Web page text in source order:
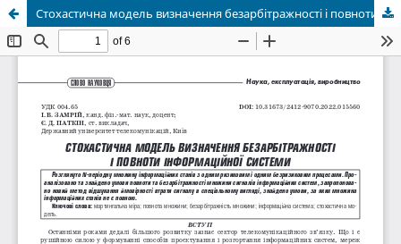
Стохастична модель визначення безарбітражності і повноти інформаційної системи